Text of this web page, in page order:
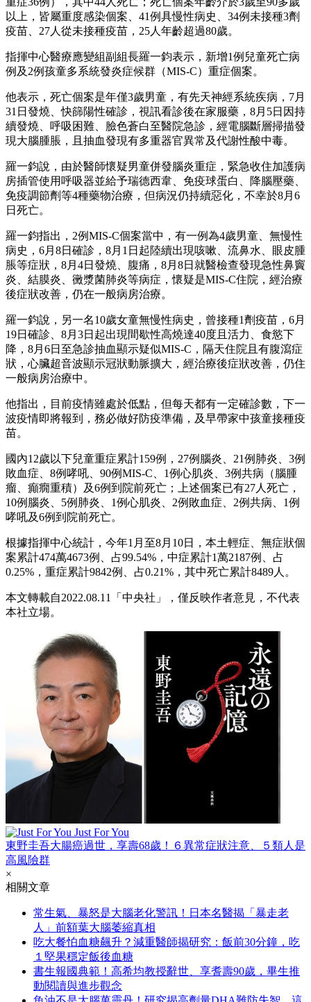
以上，皆屬重度感染個案、41例具慢性病史、34例未接種3劑
疫苗、27人從未接種疫苗，25人年齡超過80歲。
指揮中心醫療應變組副組長羅一鈞表示，新增1例兒童死亡病
例及2例孩童多系統發炎症候群（MIS-C）重症個案。
他表示，死亡個案是年僅3歲男童，有先天神經系統疾病，7月
31日發燒、快篩陽性確診，視訊看診後在家服藥，8月5日因持
續發燒、呼吸困難、臉色蒼白至醫院急診，經電腦斷層掃描發
現大腦腫脹，且抽血發現有多重器官異常及代謝性酸中毒。
羅一鈞說，由於醫師懷疑男童併發腦炎重症，緊急收住加護病
房插管使用呼吸器並給予瑞德西韋、免疫球蛋白、降腦壓藥、
免疫調節劑等4種藥物治療，但病況仍持續惡化，不幸於8月6
日死亡。
羅一鈞指出，2例MIS-C個案當中，有一例為4歲男童、無慢性
病史，6月8日確診，8月1日起陸續出現咳嗽、流鼻水、眼皮腫
脹等症狀，8月4日發燒、腹痛，8月8日就醫檢查發現急性鼻竇
炎、結膜炎、黴漿菌肺炎等病症，懷疑是MIS-C住院，經治療
後症狀改善，仍在一般病房治療。
羅一鈞說，另一名10歲女童無慢性病史，曾接種1劑疫苗，6月
19日確診、8月3日起出現間歇性高燒達40度且活力、食慾下
降，8月6日至急診抽血顯示疑似MIS-C，隔天住院且有腹瀉症
狀，心臟超音波顯示冠狀動脈擴大，經治療後症狀改善，仍住
一般病房治療中。
他指出，目前疫情雖處於低點，但每天都有一定確診數，下一
波疫情即將報到，務必做好防疫準備，及早帶家中孩童接種疫
苗。
國內12歲以下兒童重症累計159例，27例腦炎、21例肺炎、3例
敗血症、8例哮吼、90例MIS-C、1例心肌炎、3例共病（腦腫
瘤、癲癇重積）及6例到院前死亡；上述個案已有27人死亡，
10例腦炎、5例肺炎、1例心肌炎、2例敗血症、2例共病、1例
哮吼及6例到院前死亡。
根據指揮中心統計，今年1月至8月10日，本土輕症、無症狀個
案累計474萬4673例、占99.54%，中症累計1萬2187例、占
0.25%，重症累計9842例、占0.21%，其中死亡累計8489人。
本文轉載自2022.08.11「中央社」，僅反映作者意見，不代表
本社立場。
Just For You
東野圭吾大腸癌過世，享壽68歲！６異常症狀注意、５類人是
高風險群
×
相關文章
常生氣、暴怒是大腦老化警訊！日本名醫揭「暴走老
人」前額葉大腦萎縮真相
吃大餐怕血糖飆升？減重醫師揭研究：飯前30分鐘，吃
１堅果穩定飯後血糖
書生報國典範！高希均教授辭世、享耆壽90歲，畢生推
動閱讀與進步觀念